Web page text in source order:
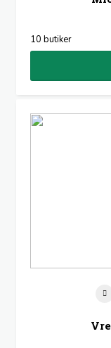
10 butiker